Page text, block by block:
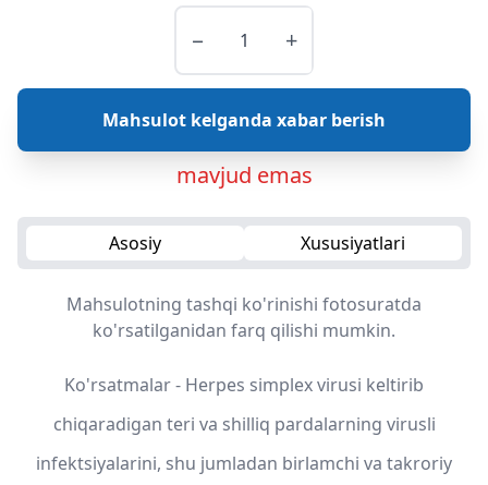
− +
Mahsulot kelganda xabar berish
mavjud emas
Asosiy Xususiyatlari
Mahsulotning tashqi ko'rinishi fotosuratda
ko'rsatilganidan farq qilishi mumkin.
Ko'rsatmalar - Herpes simplex virusi keltirib
chiqaradigan teri va shilliq pardalarning virusli
infektsiyalarini, shu jumladan birlamchi va takroriy